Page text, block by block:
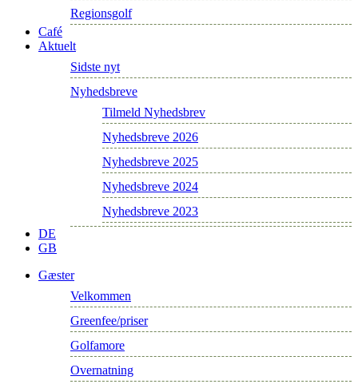
Regionsgolf
Café
Aktuelt
Sidste nyt
Nyhedsbreve
Tilmeld Nyhedsbrev
Nyhedsbreve 2026
Nyhedsbreve 2025
Nyhedsbreve 2024
Nyhedsbreve 2023
DE
GB
Gæster
Velkommen
Greenfee/priser
Golfamore
Overnatning